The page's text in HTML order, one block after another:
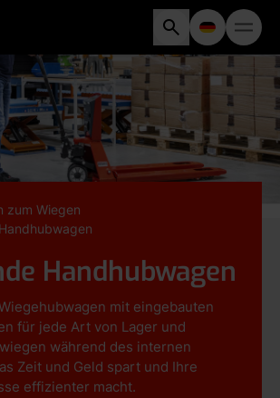
zum Wiegen
Handhubwagen
mit eingebauten
für jede Art von Lager und
während des internen
Zeit und Geld spart und Ihre
effizienter macht.